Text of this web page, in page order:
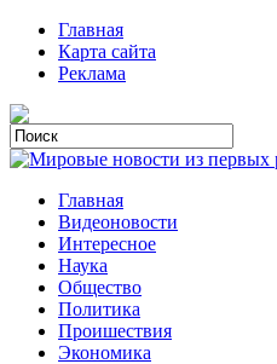
Главная
Карта сайта
Реклама
Главная
Видеоновости
Интересное
Наука
Общество
Политика
Проишествия
Экономика